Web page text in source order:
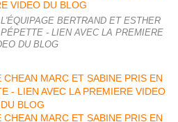
BERTRAND ET ESTHER
- LIEN AVEC LA PREMIERE
DU BLOG